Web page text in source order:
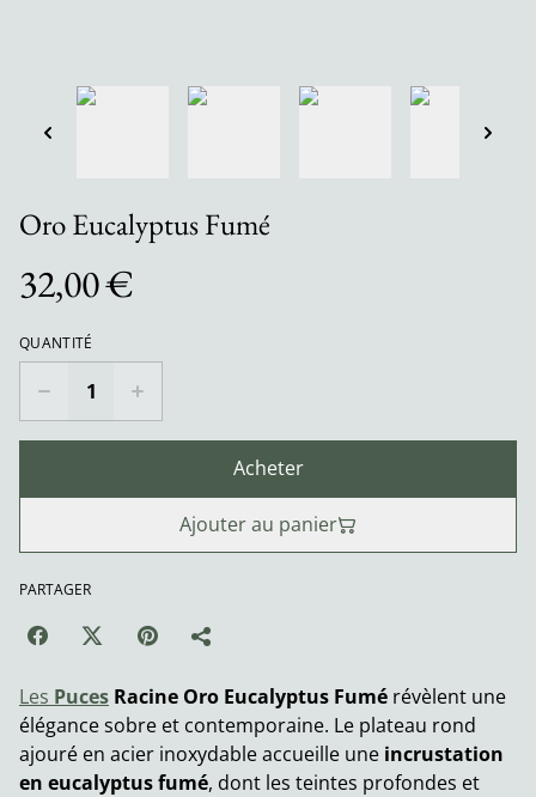
Oro Eucalyptus Fumé
32,00 €
QUANTITÉ
Acheter
Ajouter au panier
PARTAGER
Les Puces Racine Oro Eucalyptus Fumé révèlent une
élégance sobre et contemporaine. Le plateau rond
ajouré en acier inoxydable accueille une incrustation
en eucalyptus fumé, dont les teintes profondes et